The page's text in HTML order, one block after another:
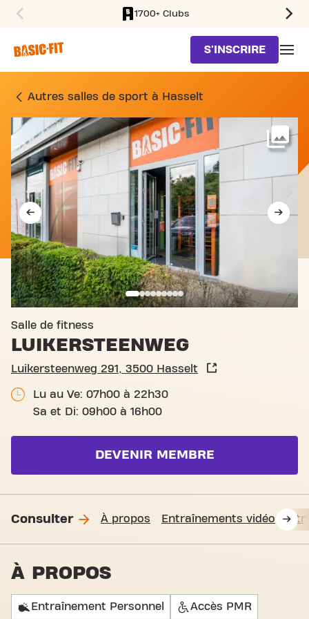
1700+ Clubs
S'INSCRIRE
SALLE DE FITNESS
Autres salles de sport à Hasselt
Salle de fitness
LUIKERSTEENWEG
Luikersteenweg 291, 3500 Hasselt
Lu au Ve: 07h00 à 22h30
Sa et Di: 09h00 à 16h00
DEVENIR MEMBRE
Consulter À propos Entraînements vidéo
À PROPOS
Entraînement Personnel Accès PMR